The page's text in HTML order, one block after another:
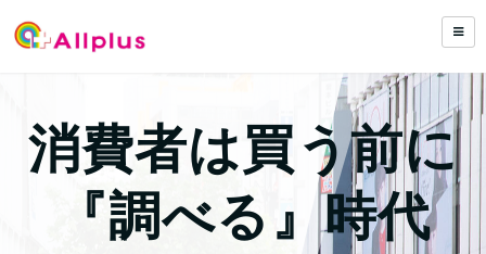
消費者は買う前に
『調べる』時代